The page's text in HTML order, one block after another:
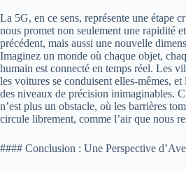
La 5G, en ce sens, représente une étape
nous promet non seulement une rapidité
précédent, mais aussi une nouvelle
Imaginez un monde où chaque objet,
humain est connecté en temps réel. Les
les voitures se conduisent elles-mêmes,
des niveaux de précision inimaginables.
n’est plus un obstacle, où les barrières
circule librement, comme l’air que nous
#### Conclusion : Une Perspective